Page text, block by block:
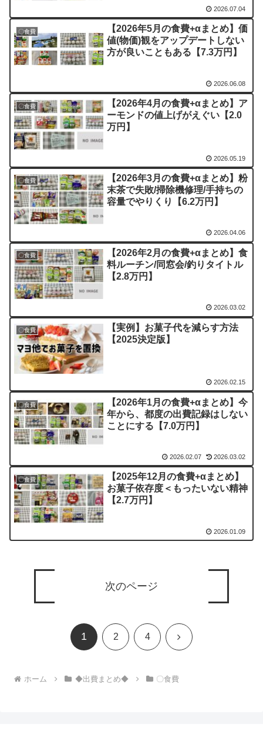
2026.07.04
〇食費
【2026年5月の食費+αまとめ】価
値(物価)観をアップデートしない
方が良いこともある【7.3万円】
2026.06.08
〇食費
【2026年4月の食費+αまとめ】ア
ーモンドの値上げがえぐい【2.0
万円】
2026.05.19
〇食費
【2026年3月の食費+αまとめ】粉
末茶で失敗/掃除機修理/手持ちの
容量でやりくり【6.2万円】
2026.04.06
〇食費
【2026年2月の食費+αまとめ】食
料ルーチン/同窓会/釣りタイトル
【2.8万円】
2026.03.02
〇食費
【実例】お菓子代を減らす方法
【2025決定版】
2026.02.15
〇食費
【2026年1月の食費+αまとめ】今
年から、都度の出費記録はしない
ことにする【7.0万円】
2026.02.07 2026.03.02
〇食費
【2025年12月の食費+αまとめ】
お菓子依存度＜もったいない精神
【2.7万円】
2026.01.09
次のページ
1 2 4 次
ホーム ◆出費まとめ◆ 〇食費